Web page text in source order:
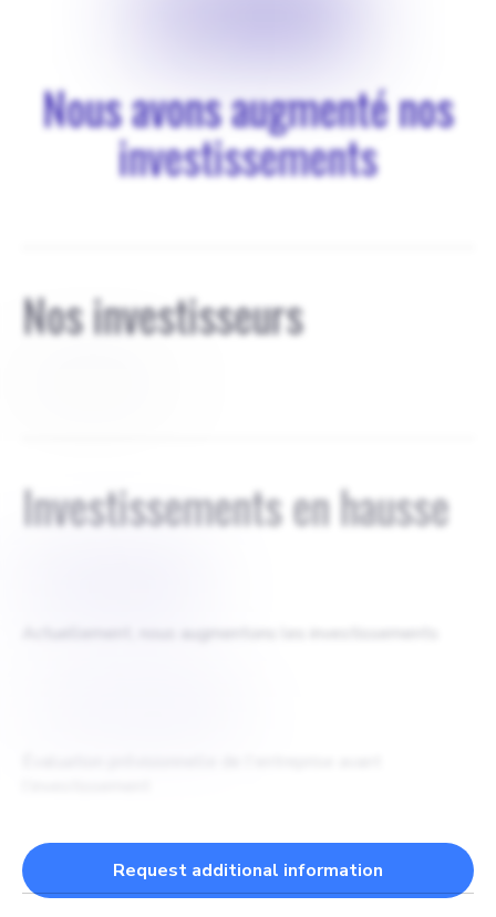
Nous avons augmenté nos
investissements
Nos investisseurs
Investissements en hausse
Request additional information